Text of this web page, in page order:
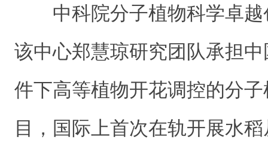
中科院分子植物科学卓越
该中心郑慧琼研究团队承担
件下高等植物开花调控的分
目，国际上首次在轨开展水